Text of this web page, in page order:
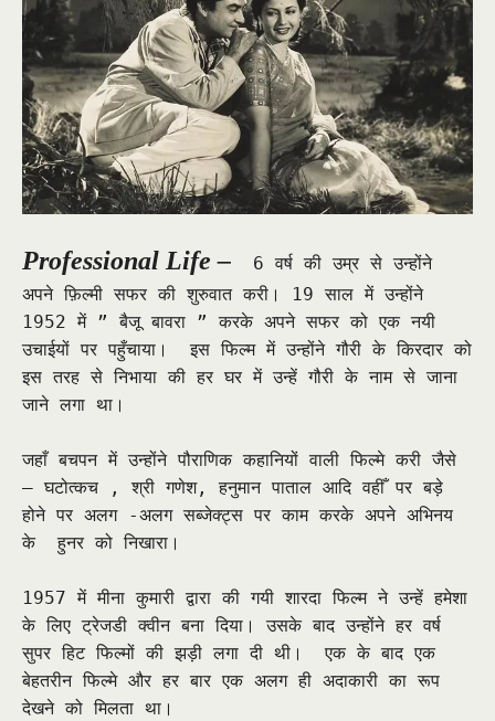
Professional Life –
6 वर्ष की उम्र से उन्होंने
अपने फ़िल्मी सफर की शुरुवात करी। 19 साल में उन्होंने
1952 में ” बैजू बावरा ” करके अपने सफर को एक नयी
उचाईयों पर पहुँचाया। इस फिल्म में उन्होंने गौरी के किरदार को
इस तरह से निभाया की हर घर में उन्हें गौरी के नाम से जाना
जाने लगा था।
जहाँ बचपन में उन्होंने पौराणिक कहानियों वाली फिल्मे करी जैसे
– घटोत्कच , श्री गणेश, हनुमान पाताल आदि वहीँ पर बड़े
होने पर अलग -अलग सब्जेक्ट्स पर काम करके अपने अभिनय
के हुनर को निखारा।
1957 में मीना कुमारी द्वारा की गयी शारदा फिल्म ने उन्हें हमेशा
के लिए ट्रेजडी क्वीन बना दिया। उसके बाद उन्होंने हर वर्ष
सुपर हिट फिल्मों की झड़ी लगा दी थी। एक के बाद एक
बेहतरीन फिल्मे और हर बार एक अलग ही अदाकारी का रूप
देखने को मिलता था।